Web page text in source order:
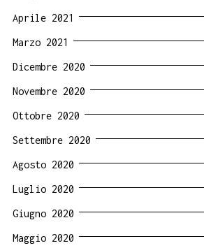
Aprile 2021
Marzo 2021
Dicembre 2020
Novembre 2020
Ottobre 2020
Settembre 2020
Agosto 2020
Luglio 2020
Giugno 2020
Maggio 2020